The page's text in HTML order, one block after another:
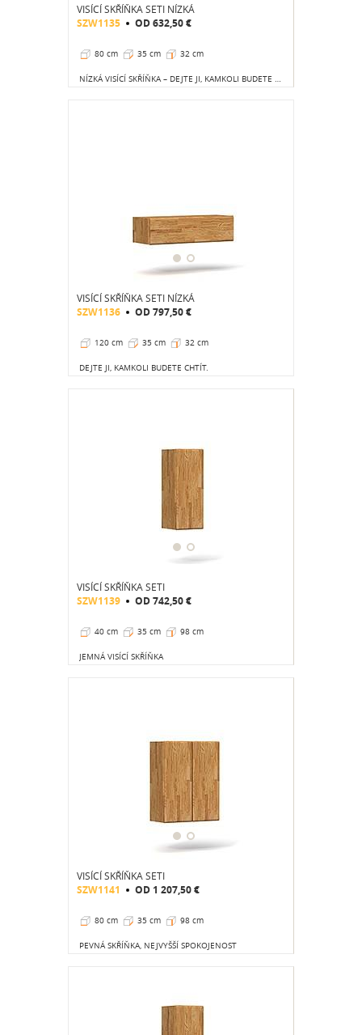
VISÍCÍ SKŘÍŇKA SETI NÍZKÁ
SZW1135 OD632,50 €
80 cm 35 cm 32 cm
NÍZKÁ VISÍCÍ SKŘÍŇKA – DEJTE JI, KAMKOLI BUDETE CHTÍT.
VISÍCÍ SKŘÍŇKA SETI NÍZKÁ
SZW1136 OD797,50 €
120 cm 35 cm 32 cm
DEJTE JI, KAMKOLI BUDETE CHTÍT.
VISÍCÍ SKŘÍŇKA SETI
SZW1139 OD742,50 €
40 cm 35 cm 98 cm
JEMNÁ VISÍCÍ SKŘÍŇKA
VISÍCÍ SKŘÍŇKA SETI
SZW1141 OD 1 207,50 €
80 cm 35 cm 98 cm
PEVNÁ SKŘÍŇKA, NEJVYŠŠÍ SPOKOJENOST